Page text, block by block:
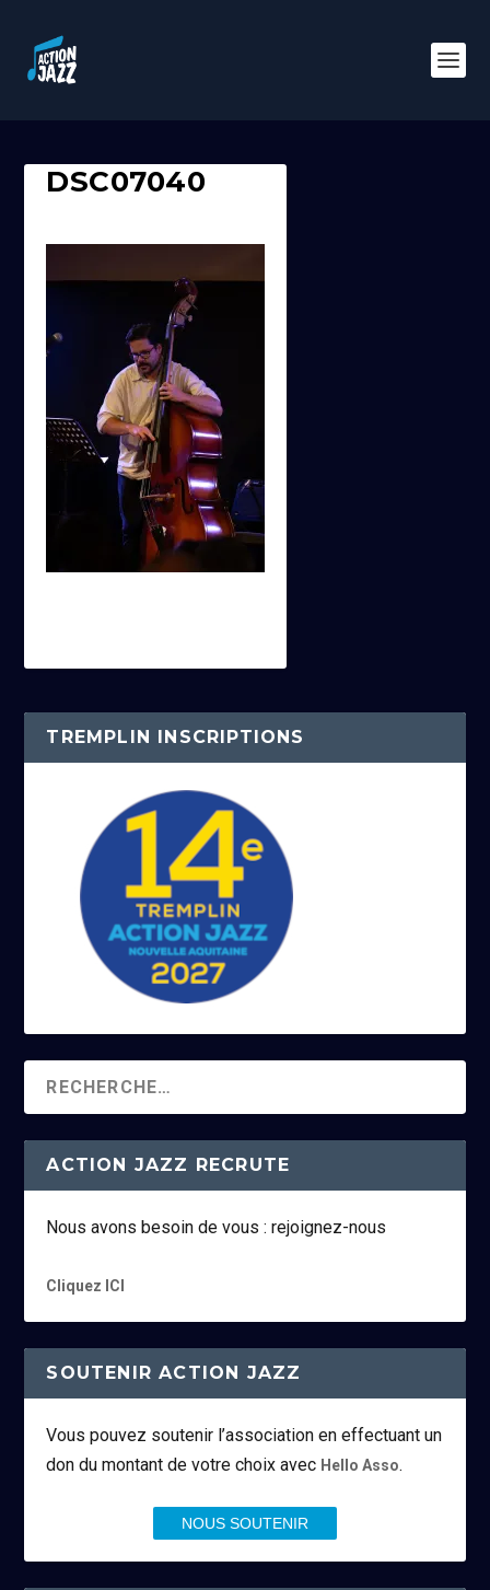
DSC07040
TREMPLIN INSCRIPTIONS
ACTION JAZZ RECRUTE
Nous avons besoin de vous : rejoignez-nous
Cliquez ICI
SOUTENIR ACTION JAZZ
Vous pouvez soutenir l’association en effectuant un
don du montant de votre choix avec Hello Asso.
NOUS SOUTENIR